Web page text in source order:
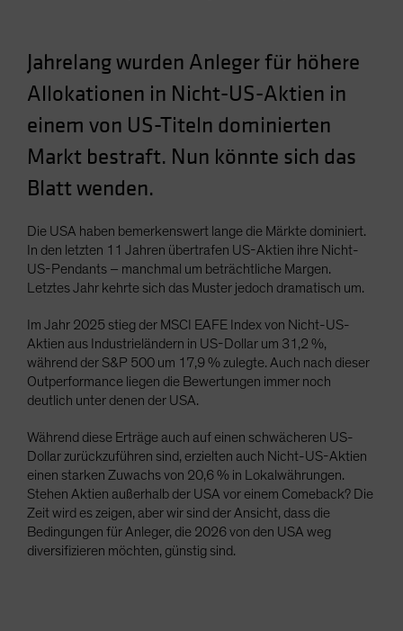
Switzerland
Taiwan - 台灣
UK
United States (US Citizens)
US (Non-US Citizens/NRC)
Jahrelang wurden Anleger für höhere
Allokationen in Nicht-US-Aktien in
einem von US-Titeln dominierten
Markt bestraft. Nun könnte sich das
Blatt wenden.
Die USA haben bemerkenswert lange die Märkte dominiert.
In den letzten 11 Jahren übertrafen US-Aktien ihre Nicht-
US-Pendants – manchmal um beträchtliche Margen.
Letztes Jahr kehrte sich das Muster jedoch dramatisch um.
Im Jahr 2025 stieg der MSCI EAFE Index von Nicht-US-
Aktien aus Industrieländern in US-Dollar um 31,2 %,
während der S&P 500 um 17,9 % zulegte. Auch nach dieser
Outperformance liegen die Bewertungen immer noch
deutlich unter denen der USA.
Während diese Erträge auch auf einen schwächeren US-
Dollar zurückzuführen sind, erzielten auch Nicht-US-Aktien
einen starken Zuwachs von 20,6 % in Lokalwährungen.
Stehen Aktien außerhalb der USA vor einem Comeback? Die
Zeit wird es zeigen, aber wir sind der Ansicht, dass die
Bedingungen für Anleger, die 2026 von den USA weg
diversifizieren möchten, günstig sind.